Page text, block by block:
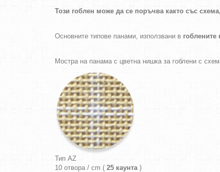
Този гоблен може да се поръчва както със схема,
Основните типове панами, използвани в гоблените
Мостра на панама с цветна нишка за гоблени с
Тип AZ
10 отвора / cm ( 25 каунта)